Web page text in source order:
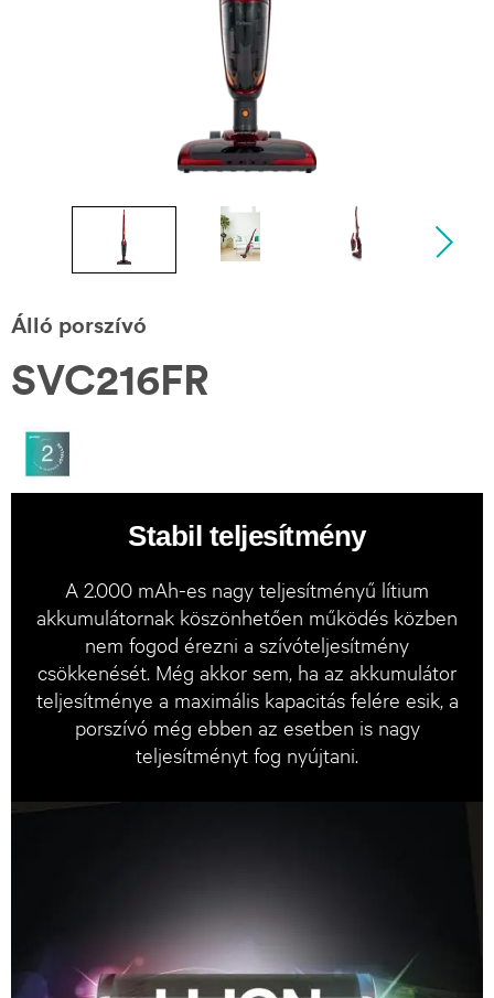
Álló porszívó
SVC216FR
Stabil teljesítmény
A 2.000 mAh-es nagy teljesítményű lítium
akkumulátornak köszönhetően működés közben
nem fogod érezni a szívóteljesítmény
csökkenését. Még akkor sem, ha az akkumulátor
teljesítménye a maximális kapacitás felére esik, a
porszívó még ebben az esetben is nagy
teljesítményt fog nyújtani.